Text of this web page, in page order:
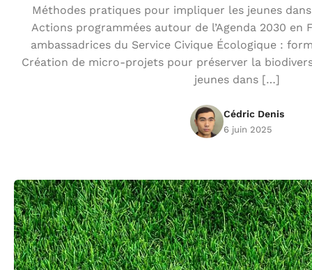
Méthodes pratiques pour impliquer les jeunes
Actions programmées autour de l’Agenda 2030 en
ambassadrices du Service Civique Écologique :
Création de micro-projets pour préserver la
jeunes dans […]
Cédric Denis
6 juin 2025